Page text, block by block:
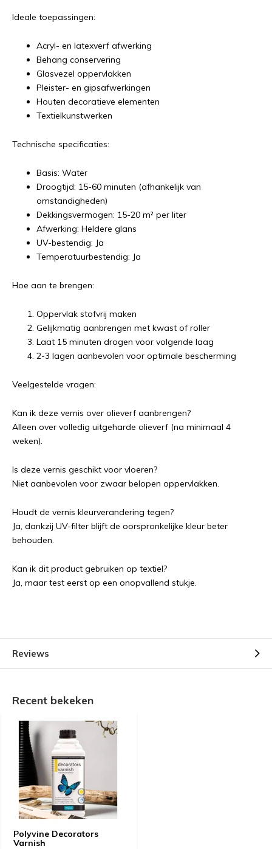
Ideale toepassingen:
Acryl- en latexverf afwerking
Behang conservering
Glasvezel oppervlakken
Pleister- en gipsafwerkingen
Houten decoratieve elementen
Textielkunstwerken
Technische specificaties:
Basis: Water
Droogtijd: 15-60 minuten (afhankelijk van
omstandigheden)
Dekkingsvermogen: 15-20 m² per liter
Afwerking: Heldere glans
UV-bestendig: Ja
Temperatuurbestendig: Ja
Hoe aan te brengen:
Oppervlak stofvrij maken
Gelijkmatig aanbrengen met kwast of roller
Laat 15 minuten drogen voor volgende laag
2-3 lagen aanbevolen voor optimale bescherming
Veelgestelde vragen:
Kan ik deze vernis over olieverf aanbrengen?
Alleen over volledig uitgeharde olieverf (na minimaal 4
weken).
Is deze vernis geschikt voor vloeren?
Niet aanbevolen voor zwaar belopen oppervlakken.
Houdt de vernis kleurverandering tegen?
Ja, dankzij UV-filter blijft de oorspronkelijke kleur beter
behouden.
Kan ik dit product gebruiken op textiel?
Ja, maar test eerst op een onopvallend stukje.
Reviews
Recent bekeken
Polyvine Decorators
Varnish